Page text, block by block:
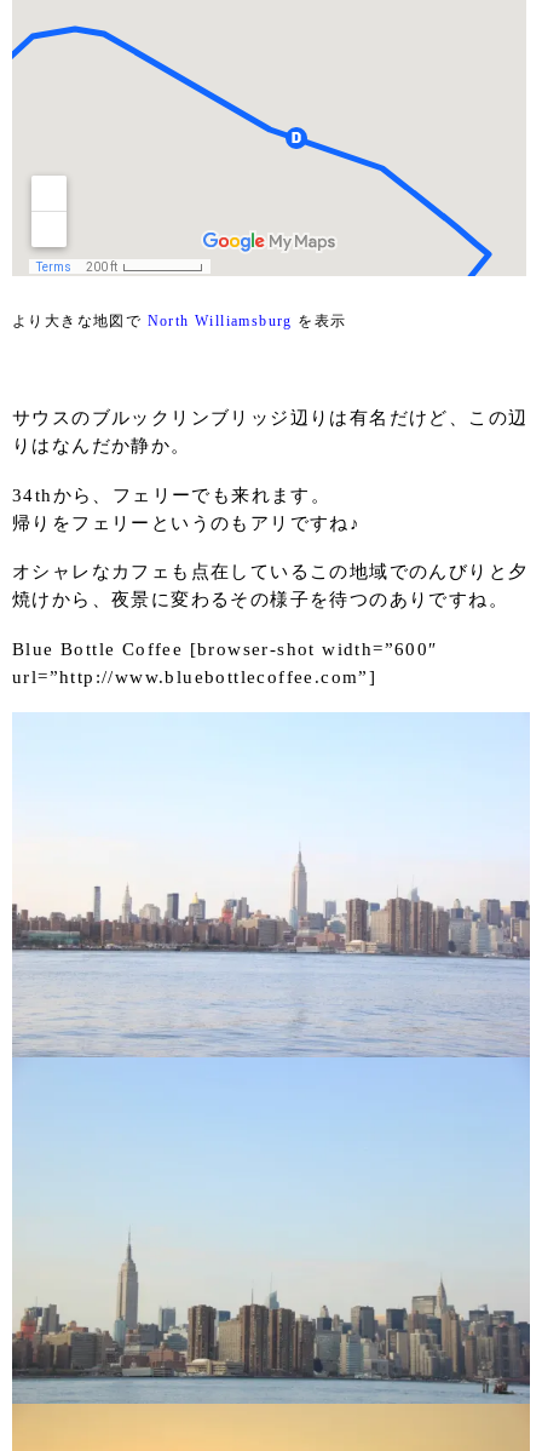
より大きな地図で North Williamsburg を表示
サウスのブルックリンブリッジ辺りは有名だけど、この辺
りはなんだか静か。
34thから、フェリーでも来れます。
帰りをフェリーというのもアリですね♪
オシャレなカフェも点在しているこの地域でのんびりと夕
焼けから、夜景に変わるその様子を待つのありですね。
Blue Bottle Coffee [browser-shot width=”600″
url=”http://www.bluebottlecoffee.com”]